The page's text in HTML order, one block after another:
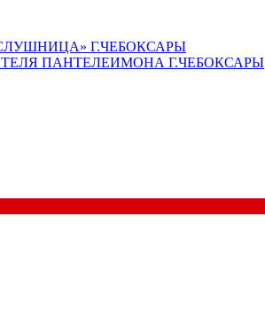
Г.ЧЕБОКСАРЫ
ПАНТЕЛЕИМОНА Г.ЧЕБОКСАРЫ